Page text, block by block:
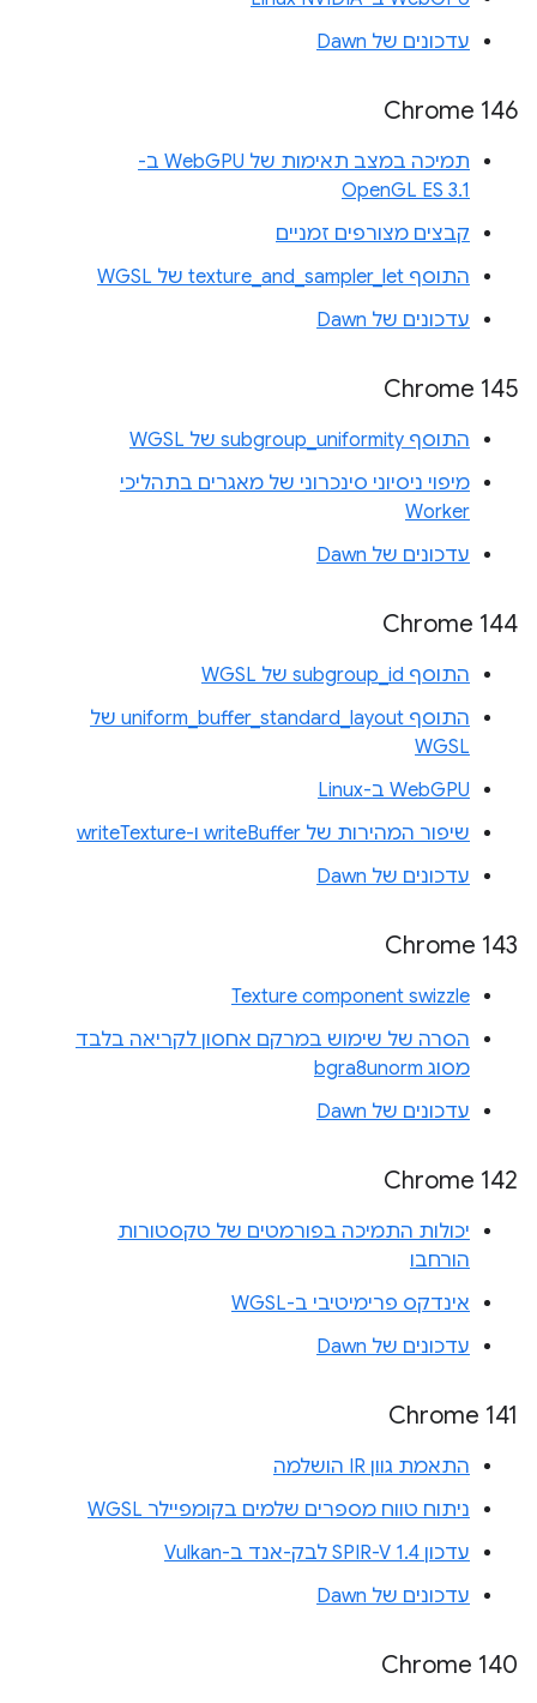
עדכונים של Dawn
Chrome 146
תמיכה במצב תאימות של WebGPU ב-
OpenGL ES 3.1
קבצים מצורפים זמניים
התוסף texture_and_sampler_let של WGSL
עדכונים של Dawn
Chrome 145
התוסף subgroup_uniformity של WGSL
מיפוי ניסיוני סינכרוני של מאגרים בתהליכי
Worker
עדכונים של Dawn
Chrome 144
התוסף subgroup_id של WGSL
התוסף uniform_buffer_standard_layout של
WGSL
WebGPU ב-Linux
שיפור המהירות של writeBuffer ו-writeTexture
עדכונים של Dawn
Chrome 143
Texture component swizzle
הסרה של שימוש במרקם אחסון לקריאה בלבד
מסוג bgra8unorm
עדכונים של Dawn
Chrome 142
יכולות התמיכה בפורמטים של טקסטורות
הורחבו
אינדקס פרימיטיבי ב-WGSL
עדכונים של Dawn
Chrome 141
התאמת גוון IR הושלמה
ניתוח טווח מספרים שלמים בקומפיילר WGSL
עדכון SPIR-V 1.4 לבק-אנד ב-Vulkan
עדכונים של Dawn
Chrome 140